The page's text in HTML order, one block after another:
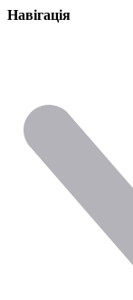
Навігація